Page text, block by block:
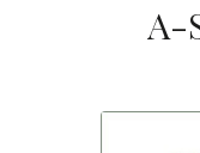
A-